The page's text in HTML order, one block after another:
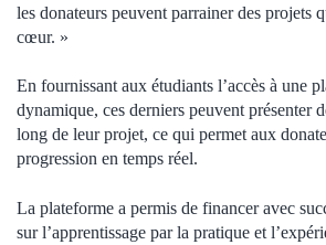
les donateurs peuvent parrainer des projets
cœur. »
En fournissant aux étudiants l’accès à une
dynamique, ces derniers peuvent présenter
long de leur projet, ce qui permet aux
progression en temps réel.
La plateforme a permis de financer avec
sur l’apprentissage par la pratique et